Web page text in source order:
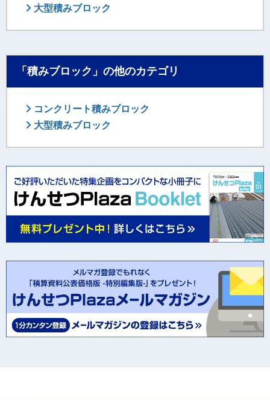
大型積みブロック
「積みブロック」の他のカテゴリ
コンクリート積みブロック
大型積みブロック